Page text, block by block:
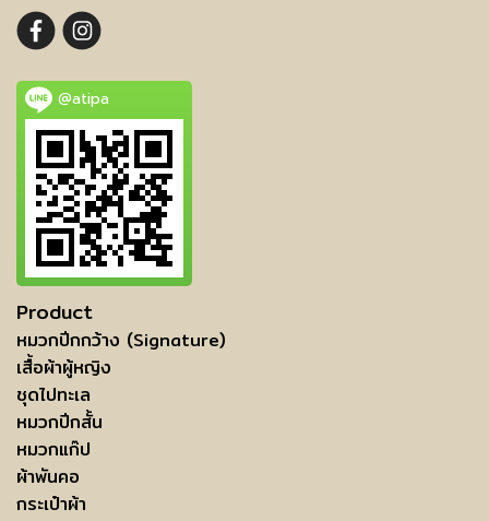
@atipa
Product
หมวกปีกกว้าง (Signature)
เสื้อผ้าผู้หญิง
ชุดไปทะเล
หมวกปีกสั้น
หมวกแก๊ป
ผ้าพันคอ
กระเป๋าผ้า